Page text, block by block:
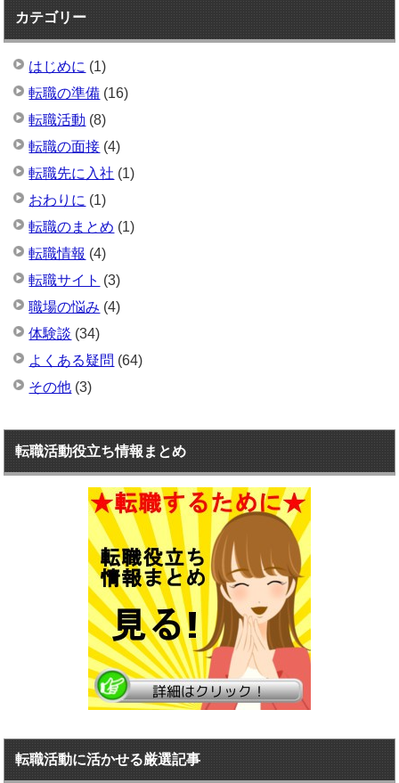
カテゴリー
はじめに (1)
転職の準備 (16)
転職活動 (8)
転職の面接 (4)
転職先に入社 (1)
おわりに (1)
転職のまとめ (1)
転職情報 (4)
転職サイト (3)
職場の悩み (4)
体験談 (34)
よくある疑問 (64)
その他 (3)
転職活動役立ち情報まとめ
転職活動に活かせる厳選記事